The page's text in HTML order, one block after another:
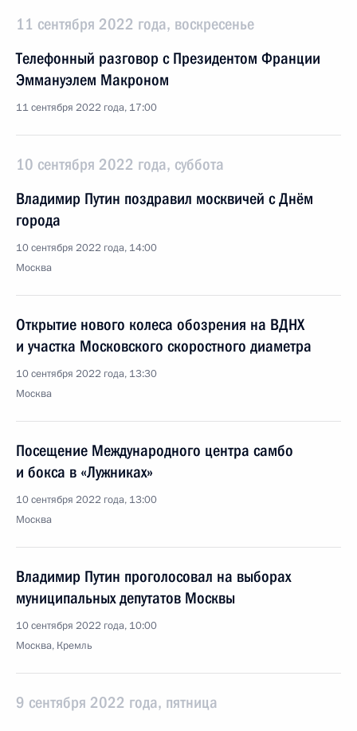
11 сентября 2022 года, воскресенье
Телефонный разговор с Президентом Франции
Эммануэлем Макроном
11 сентября 2022 года, 17:00
10 сентября 2022 года, суббота
Владимир Путин поздравил москвичей с Днём
города
10 сентября 2022 года, 14:00
Москва
Открытие нового колеса обозрения на ВДНХ
и участка Московского скоростного диаметра
10 сентября 2022 года, 13:30
Москва
Посещение Международного центра самбо
и бокса в «Лужниках»
10 сентября 2022 года, 13:00
Москва
Владимир Путин проголосовал на выборах
муниципальных депутатов Москвы
10 сентября 2022 года, 10:00
Москва, Кремль
9 сентября 2022 года, пятница